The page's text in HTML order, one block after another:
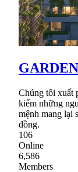
Chúng tôi xuất
kiếm những
mệnh mang lại
đồng.
106
Online
6,586
Members